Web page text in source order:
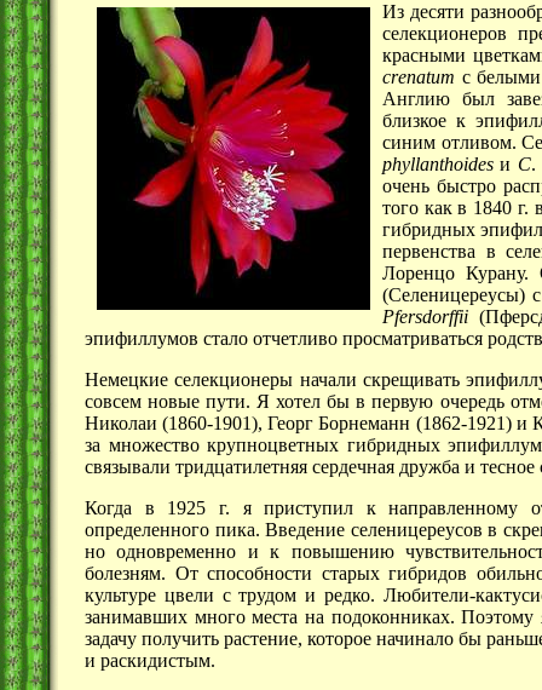
Из десяти
селекционеров
красными
сrеnatum с
Англию был
близкое к
синим отливом.
phyllanthoides и С.
очень быстро
того как в 1840 г.
гибридных
первенства в
Лоренцо
(Селеницереусы)
Pfersdorffii
эпифиллумов стало отчетливо просматриваться
Немецкие селекционеры начали скрещивать
совсем новые пути. Я хотел бы в первую очередь
Николаи (1860-1901), Георг Борнеманн (1862-1921)
за множество крупноцветных гибридных
связывали тридцатилетняя сердечная дружба и тесное
Когда в 1925 г. я приступил к направленному
определенного пика. Введение селеницереусов в
но одновременно и к повышению
болезням. От способности старых гибридов
культуре цвели с трудом и редко. Любители-
занимавших много места на подоконниках.
задачу получить растение, которое начинало бы
и раскидистым.